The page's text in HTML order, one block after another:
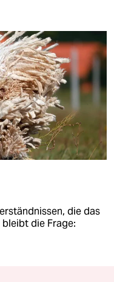
die das
die Frage: